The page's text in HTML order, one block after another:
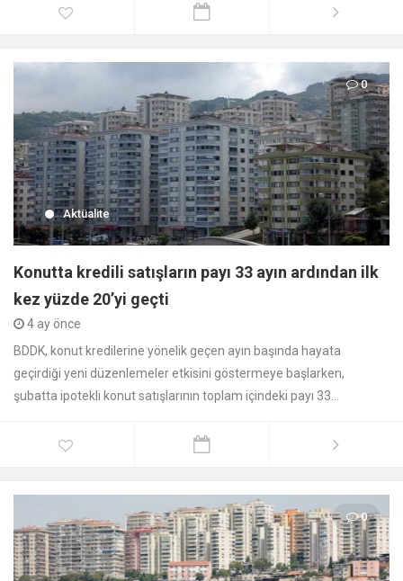
0
Aktüalite
Konutta kredili satışların payı 33 ayın ardından ilk
kez yüzde 20’yi geçti
4 ay önce
BDDK, konut kredilerine yönelik geçen ayın başında hayata
geçirdiği yeni düzenlemeler etkisini göstermeye başlarken,
şubatta ipotekli konut satışlarının toplam içindeki payı 33...
0